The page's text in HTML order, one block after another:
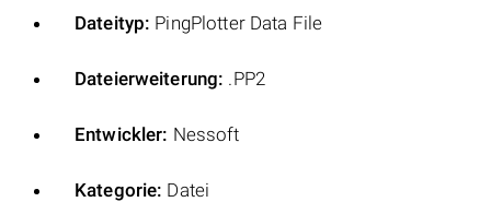
Dateityp: PingPlotter Data File
Dateierweiterung: .PP2
Entwickler: Nessoft
Kategorie: Datei